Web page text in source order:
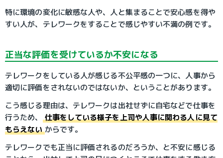
特に環境の変化に敏感な人や、人と集まることで安心感を得や
すい人が、テレワークをすることで感じやすい不満の例です。
正当な評価を受けているか不安になる
テレワークをしている人が感じる不公平感の一つに、人事から
適切に評価をされないのではないか、ということがあります。
こう感じる理由は、テレワークは出社せずに自宅などで仕事を
行うため、
仕事をしている様子を上司や人事に関わる人に見て
もらえないからです。
テレワークでも正当に評価されるのだろうか、と不安に感じる